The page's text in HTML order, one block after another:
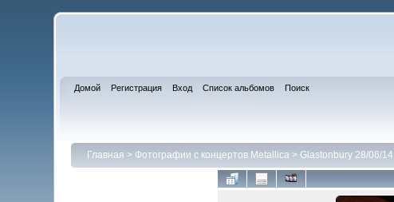
Домой Регистрация Вход Список альбомов Поиск
Главная > Фотографии с концертов Metallica> Glastonbury 28/06/14